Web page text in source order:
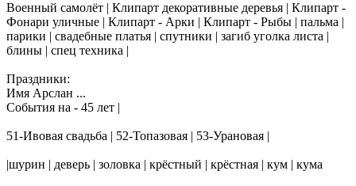
Военный самолёт | Клипарт декоративные деревья | Клипарт -
Фонари уличные | Клипарт - Арки | Клипарт - Рыбы | пальма |
парики | свадебные платья | спутники | загиб уголка листа |
блины | спец техника |
Праздники:
Имя Арслан ...
События на - 45 лет |
51-Ивовая свадьба | 52-Топазовая | 53-Урановая |
|шурин | деверь | золовка | крёстный | крёстная | кум | кума